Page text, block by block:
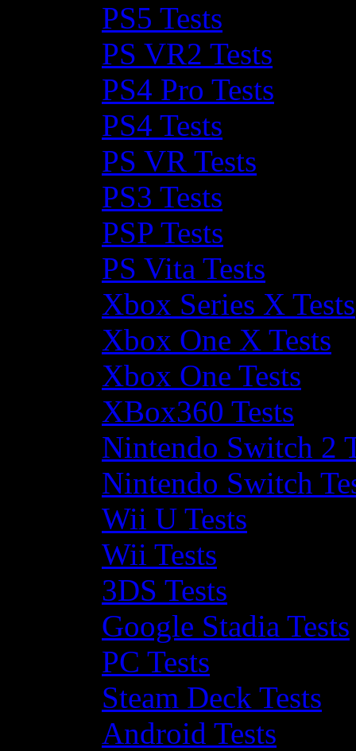
PS5 Tests
PS VR2 Tests
PS4 Pro Tests
PS4 Tests
PS VR Tests
PS3 Tests
PSP Tests
PS Vita Tests
Xbox Series X Tests
Xbox One X Tests
Xbox One Tests
XBox360 Tests
Nintendo Switch 2
Nintendo Switch
Wii U Tests
Wii Tests
3DS Tests
Google Stadia Tests
PC Tests
Steam Deck Tests
Android Tests